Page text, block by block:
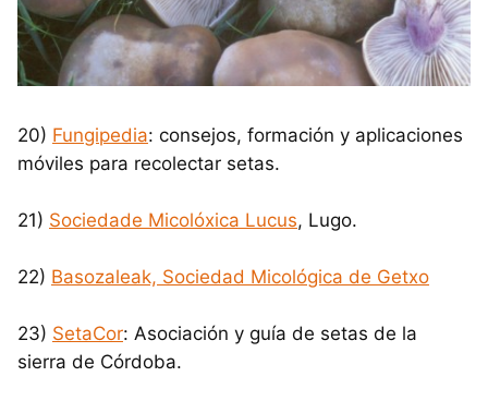
20) Fungipedia: consejos, formación y aplicaciones
móviles para recolectar setas.
21) Sociedade Micolóxica Lucus, Lugo.
22) Basozaleak, Sociedad Micológica de Getxo
23) SetaCor: Asociación y guía de setas de la
sierra de Córdoba.